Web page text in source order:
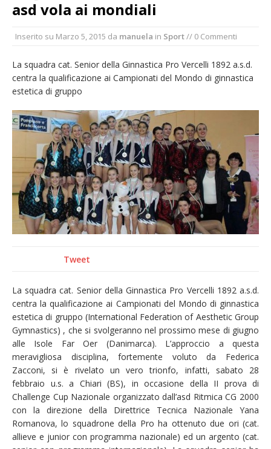
La Pro verso l’avvio della Stagione
carnevale di Santhià. La soddisfazione della
Il Piemonte ha avviato la richiesta di calamità
naturale per la siccità estrema e gli incendi
alcune limitazioni all’utilizzo dell’acqua
Incendio sul Monte Barone: si estende il
fronte. Evacuato il rifugio e chiusi tutti i
sentieri
Dieci anni fa l’ingresso a Vercelli
dell’arcivescovo mons. Marco Arnolfo
asd vola ai mondiali
Inserito su Marzo 5, 2015 da manuela in Sport// 0 Commenti
La squadra cat. Senior della Ginnastica Pro Vercelli 1892 a.s.d.
centra la qualificazione ai Campionati del Mondo di ginnastica
estetica di gruppo
Tweet
La squadra cat. Senior della Ginnastica Pro Vercelli 1892 a.s.d.
centra la qualificazione ai Campionati del Mondo di ginnastica
estetica di gruppo (International Federation of Aesthetic Group
Gymnastics) , che si svolgeranno nel prossimo mese di giugno
alle Isole Far Oer (Danimarca). L’approccio a questa
meravigliosa disciplina, fortemente voluto da Federica
Zacconi, si è rivelato un vero trionfo, infatti, sabato 28
febbraio u.s. a Chiari (BS), in occasione della II prova di
Challenge Cup Nazionale organizzato dall’asd Ritmica CG 2000
con la direzione della Direttrice Tecnica Nazionale Yana
Romanova, lo squadrone della Pro ha ottenuto due ori (cat.
allieve e junior con programma nazionale) ed un argento (cat.